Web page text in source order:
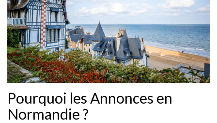
Pourquoi les Annonces en
Normandie ?